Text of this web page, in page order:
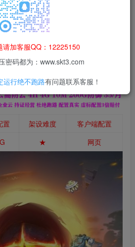
习交流，禁止商业运营与违法、侵权
担。
置 架设难度
客户端配置
★ 网页
请加客服QQ：12225150
密码都为：www.skt3.com
运行绝不跑路有问题联系客服！